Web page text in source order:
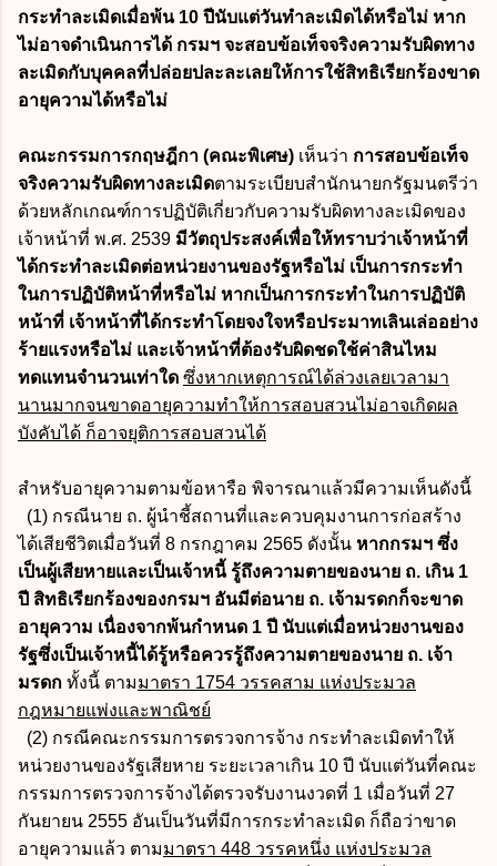
กระทำละเมิดเมื่อพ้น 10 ปีนับแต่วันทำละเมิดได้หรือไม่ หาก
ไม่อาจดำเนินการได้ กรมฯ จะสอบข้อเท็จจริงความรับผิดทาง
ละเมิดกับบุคคลที่ปล่อยปละละเลยให้การใช้สิทธิเรียกร้องขาด
อายุความได้หรือไม่
คณะกรรมการกฤษฎีกา (คณะพิเศษ) เห็นว่า การสอบข้อเท็จ
จริงความรับผิดทางละเมิดตามระเบียบสำนักนายกรัฐมนตรีว่า
ด้วยหลักเกณฑ์การปฏิบัติเกี่ยวกับความรับผิดทางละเมิดของ
เจ้าหน้าที่ พ.ศ. 2539 มีวัตถุประสงค์เพื่อให้ทราบว่าเจ้าหน้าที่
ได้กระทำละเมิดต่อหน่วยงานของรัฐหรือไม่ เป็นการกระทำ
ในการปฏิบัติหน้าที่หรือไม่ หากเป็นการกระทำในการปฏิบัติ
หน้าที่ เจ้าหน้าที่ได้กระทำโดยจงใจหรือประมาทเลินเล่ออย่าง
ร้ายแรงหรือไม่ และเจ้าหน้าที่ต้องรับผิดชดใช้ค่าสินไหม
ทดแทนจำนวนเท่าใด ซึ่งหากเหตุการณ์ได้ล่วงเลยเวลามา
นานมากจนขาดอายุความทำให้การสอบสวนไม่อาจเกิดผล
บังคับได้ ก็อาจยุติการสอบสวนได้
สำหรับอายุความตามข้อหารือ พิจารณาแล้วมีความเห็นดังนี้
(1) กรณีนาย ถ. ผู้นำชี้สถานที่และควบคุมงานการก่อสร้าง
ได้เสียชีวิตเมื่อวันที่ 8 กรกฎาคม 2565 ดังนั้น หากกรมฯ ซึ่ง
เป็นผู้เสียหายและเป็นเจ้าหนี้ รู้ถึงความตายของนาย ถ. เกิน 1
ปี สิทธิเรียกร้องของกรมฯ อันมีต่อนาย ถ. เจ้ามรดกก็จะขาด
อายุความ เนื่องจากพ้นกำหนด 1 ปี นับแต่เมื่อหน่วยงานของ
รัฐซึ่งเป็นเจ้าหนี้ได้รู้หรือควรรู้ถึงความตายของนาย ถ. เจ้า
มรดก ทั้งนี้ ตามมาตรา 1754 วรรคสาม แห่งประมวล
กฎหมายแพ่งและพาณิชย์
(2) กรณีคณะกรรมการตรวจการจ้าง กระทำละเมิดทำให้
หน่วยงานของรัฐเสียหาย ระยะเวลาเกิน 10 ปี นับแต่วันที่คณะ
กรรมการตรวจการจ้างได้ตรวจรับงานงวดที่ 1 เมื่อวันที่ 27
กันยายน 2555 อันเป็นวันที่มีการกระทำละเมิด ก็ถือว่าขาด
อายุความแล้ว ตามมาตรา 448 วรรคหนึ่ง แห่งประมวล